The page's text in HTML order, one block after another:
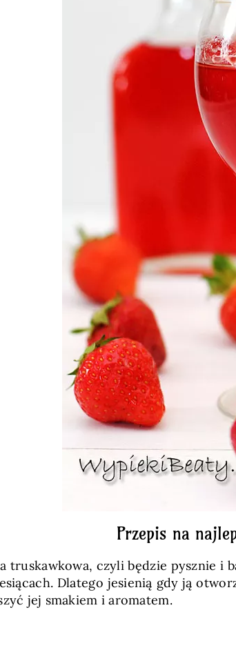
Przepis na
truskawkowa, czyli będzie pysznie
Dlatego jesienią gdy ją
jej smakiem i aromatem.